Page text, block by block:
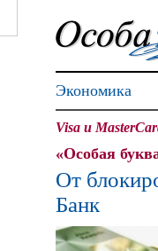
Экономика
Visa и
«Особая
От
Банк